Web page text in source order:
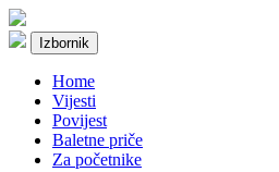
Izbornik
Home
Vijesti
Povijest
Baletne priče
Za početnike